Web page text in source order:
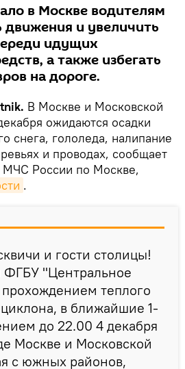
в Москве водителям
движения и увеличить
идущих
а также избегать
на дороге.
В Москве и Московской
ожидаются осадки
снега, гололеда, налипание
и проводах, сообщает
МЧС России по Москве,
.
и гости столицы!
"Центральное
теплого
в ближайшие 1-
до 22.00 4 декабря
Москве и Московской
с южных районов,